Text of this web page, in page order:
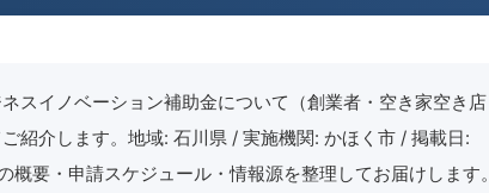
スイノベーション補助金について（創業者・空き家空き店
紹介します。地域: 石川県 / 実施機関: かほく市 / 掲載日:
要・申請スケジュール・情報源を整理してお届けします。